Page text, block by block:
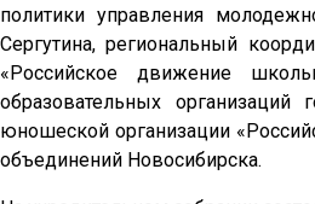
политики управления
Сергутина, региональный
«Российское движение
образовательных организаций
юношеской организации
объединений Новосибирска.